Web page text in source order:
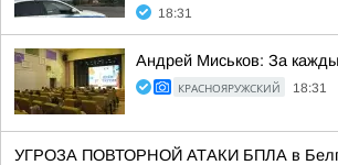
18:31
Андрей Миськов: За
КРАСНОЯРУЖСКИЙ 18:31
УГРОЗА ПОВТОРНОЙ АТАКИ БПЛА в